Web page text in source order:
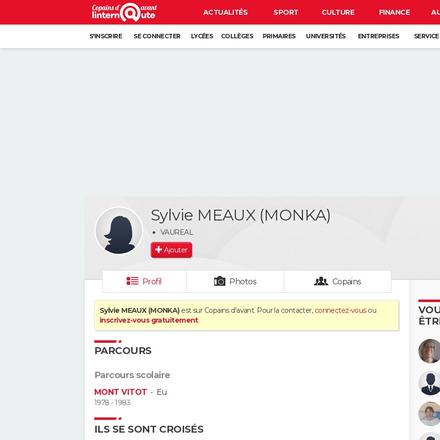
ACTUALITÉS SPORT CULTURE FINANCE
S'INSCRIRE SE CONNECTER LYCÉES COLLÈGES PRIMAIRES UNIVERSITÉS ENTREPRISES
Sylvie MEAUX (MONKA)
VAUREAL
Ajouter
Profil Photos Copains
Sylvie MEAUX (MONKA) est sur Copains d'avant. Pour la contacter, connectez-vousou
inscrivez-vous gratuitement.
PARCOURS
Parcours scolaire
MONT VITOT - Eu
1978 - 1983
ILS SE SONT CROISÉS